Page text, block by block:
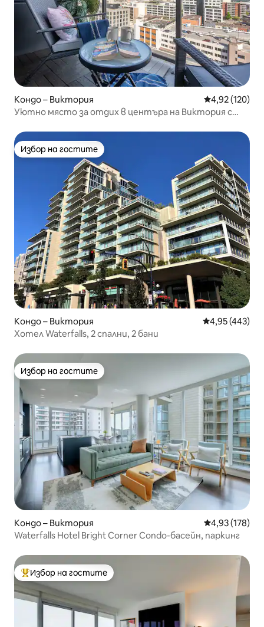
Кондо – Виктория Средна
4,92 (120)
Уютно място за отдих в центъра на Виктория с
Избор на гостите
Избор на гостите
Кондо – Виктория Средна
4,95 (443)
Хотел Waterfalls, 2 спални, 2 бани
Избор на гостите
Избор на гостите
Кондо – Виктория Средна
4,93 (178)
Waterfalls Hotel Bright Corner Condo-басейн, паркинг
Най-популярен избор на гостите
Избор на гостите